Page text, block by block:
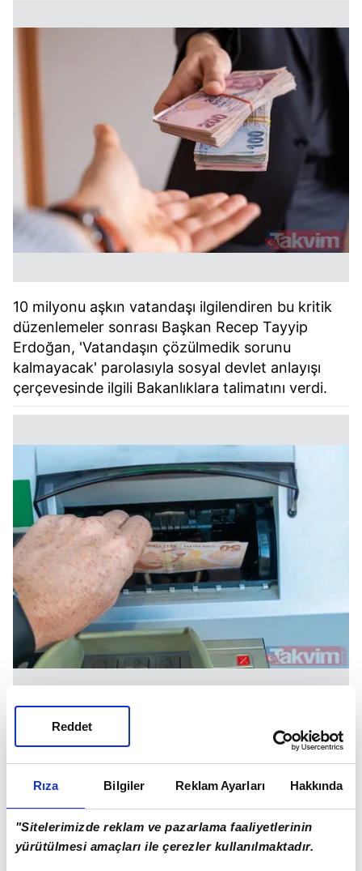
Rıza Bilgiler Reklam Ayarları Hakkında
"Sitelerimizde reklam ve pazarlama faaliyetlerinin
yürütülmesi amaçları ile çerezler kullanılmaktadır.
Reddet
10 milyonu aşkın vatandaşı ilgilendiren bu kritik
düzenlemeler sonrası Başkan Recep Tayyip
Erdoğan, 'Vatandaşın çözülmedik sorunu
kalmayacak' parolasıyla sosyal devlet anlayışı
çerçevesinde ilgili Bakanlıklara talimatını verdi.
ÇALIŞMALAR BAŞLATILDI
Takılanlar (EYT) ile ilgili düzenleme çıkarıldı ve
emeklilik hakkına kavuşurken yeni bir emeklilik
reformunun işareti de verilmiş oldu.